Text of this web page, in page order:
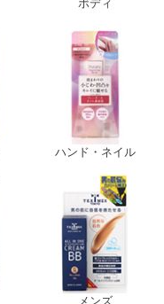
ハンド・ネイル
メンズ